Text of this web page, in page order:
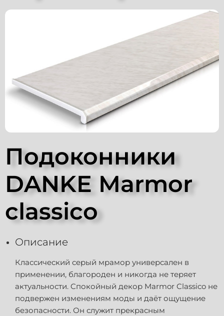
Подоконники
DANKE Marmor
classico
Описание
Классический серый мрамор универсален в
применении, благороден и никогда не теряет
актуальности. Cпокойный декор Marmor Classico не
подвержен изменениям моды и даёт ощущение
безопасности. Он служит прекрасным